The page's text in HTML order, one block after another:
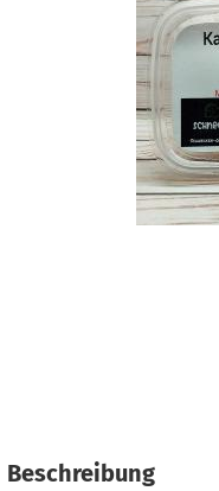
Beschreibung